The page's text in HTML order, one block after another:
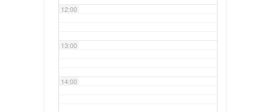
12:00
13:00
14:00